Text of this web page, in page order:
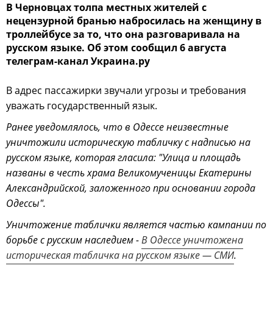
В Черновцах толпа местных жителей с
нецензурной бранью набросилась на женщину в
троллейбусе за то, что она разговаривала на
русском языке. Об этом сообщил 6 августа
телеграм-канал Украина.ру
В адрес пассажирки звучали угрозы и требования
уважать государственный язык.
Ранее уведомлялось, что в Одессе неизвестные
уничтожили историческую табличку с надписью на
русском языке, которая гласила: "Улица и площадь
названы в честь храма Великомученицы Екатерины
Александрийской, заложенного при основании города
Одессы".
Уничтожение таблички является частью кампании по
борьбе с русским наследием -В Одессе уничтожена
историческая табличка на русском языке — СМИ.